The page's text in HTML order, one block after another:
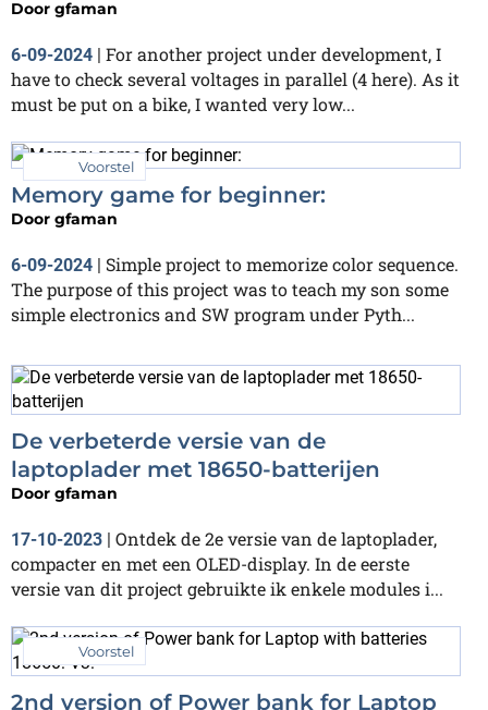
Door gfaman
6-09-2024 | For another project under development, I
have to check several voltages in parallel (4 here). As it
must be put on a bike, I wanted very low...
Voorstel
Memory game for beginner:
Door gfaman
6-09-2024 | Simple project to memorize color sequence.
The purpose of this project was to teach my son some
simple electronics and SW program under Pyth...
De verbeterde versie van de
laptoplader met 18650-batterijen
Door gfaman
17-10-2023 | Ontdek de 2e versie van de laptoplader,
compacter en met een OLED-display. In de eerste
versie van dit project gebruikte ik enkele modules i...
Voorstel
2nd version of Power bank for Laptop